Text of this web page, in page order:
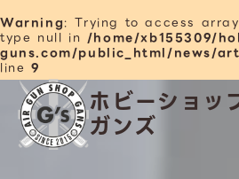
Warning: Trying to access
type null in /home/xb155309/
guns.com/public_html/news/
line 9
ホビーショッ
ガンズ